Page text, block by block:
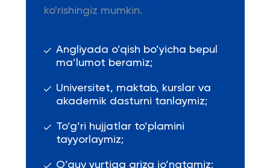
ko'rishingiz mumkin.
Angliyada o’qish bo’yicha bepul
ma’lumot beramiz;
Universitet, maktab, kurslar va
akademik dasturni tanlaymiz;
To’g’ri hujjatlar to’plamini
tayyorlaymiz;
O’quv yurtiga ariza jo’natamiz;